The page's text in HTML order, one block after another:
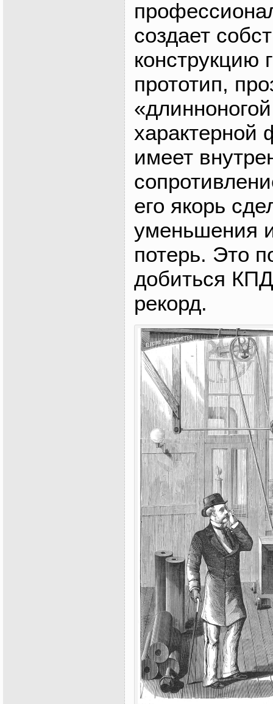
создает
конструкцию
прототип,
характерной
имеет
его якорь
уменьшения
потерь. Это
добиться
рекорд.